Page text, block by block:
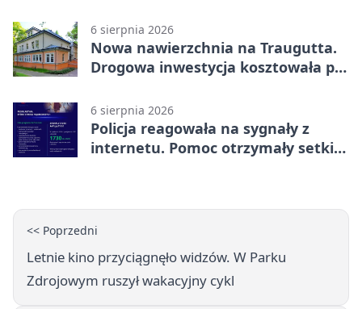
6 sierpnia 2026
Nowa nawierzchnia na Traugutta.
Drogowa inwestycja kosztowała pół
6 sierpnia 2026
Policja reagowała na sygnały z
internetu. Pomoc otrzymały setki
<< Poprzedni
Letnie kino przyciągnęło widzów. W Parku
Zdrojowym ruszył wakacyjny cykl